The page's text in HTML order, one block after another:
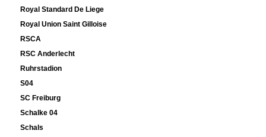
Royal Standard De Liege
Royal Union Saint Gilloise
RSCA
RSC Anderlecht
Ruhrstadion
S04
SC Freiburg
Schalke 04
Schals